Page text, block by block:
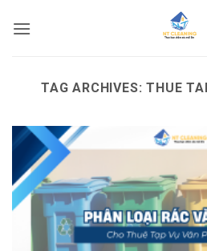
TAG ARCHIVES:THUE